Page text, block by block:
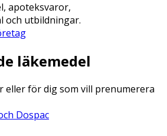
apoteksvaror,
och utbildningar.
läkemedel
eller för dig som vill prenumerera
Dospac